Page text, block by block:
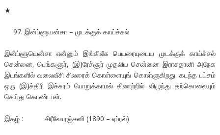
★
இன்ப்ளூயன்சா – முடக்குக் காய்ச்சல்
இன்ப்ளூயென்சா என்னும் இங்கிலீசு பெயரையுடைய முடக்குக் காய்ச்சல்
சென்னை, பெங்களூர், (இ)ரேச்சூர் முதலிய சென்னை இராசதானி அநேக
இடங்களில் வலைவீசி சிலரைக் கொள்ளையுங் கொள்ளுகிறது. கடந்த பட்சம்
ஒரு (இ)ச்திரி இச்சுரம் பொறுக்காமல் கிணற்றில் விழுந்து தற்கொலையும்
செய்து கொண்டாள்.
இதழ் : சிரீலோரஞ்சனி (1890 – ஏப்ரல்)